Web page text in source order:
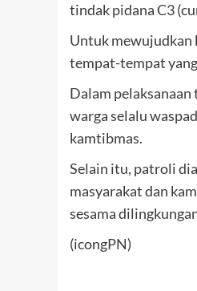
tindak pidana C3
Untuk mewujudkan
tempat-tempat
Dalam
warga selalu
kamtibmas.
Selain itu, patroli
masyarakat dan
sesama
(icongPN)